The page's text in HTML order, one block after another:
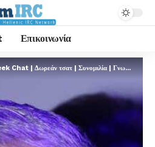
Επικοινωνία
mIRC Hellas Chat - IRC Greek Chat | Δωρεάν τσατ | Συνομιλία | Γνωριμίες | FREE